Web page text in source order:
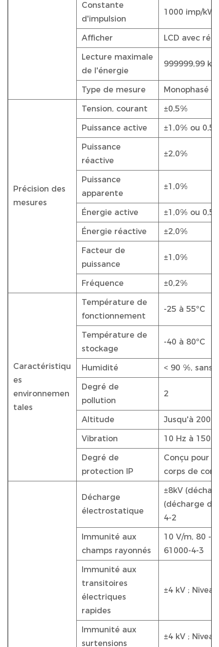
Constante
d'impulsion
1000 imp/
Afficher LCD avec
Lecture maximale
de l'énergie
999999,99
Type de mesure Monophasé
Précision des
mesures
Tension, courant ±0,5%
Puissance active ±1,0% ou
Puissance
réactive
±2,0%
Puissance
apparente
±1,0%
Énergie active ±1,0% ou
Énergie réactive ±2,0%
Facteur de
puissance
±1,0%
Fréquence ±0,2%
Caractéristiqu
es
environnemen
tales
Température de
fonctionnement
-25 à 55ºC
Température de
stockage
-40 à 80ºC
Humidité < 90 %, sans
Degré de
pollution
2
Altitude Jusqu'à
Vibration 10 Hz à 150
Degré de
protection IP
Conçu pour
corps de
Décharge
électrostatique
±8kV
(décharge
4-2
Immunité aux
champs rayonnés
10 V/m, 80 -
61000-4-3
Immunité aux
transitoires
électriques
rapides
±4 kV ;
Immunité aux
surtensions
±4 kV ;